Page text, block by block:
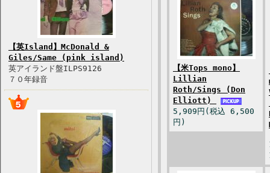
【英Island】McDonald &
Giles/Same (pink island)
英アイランド盤ILPS9126
７０年録音
【米Tops mono】
Lillian
Roth/Sings (Don
Elliott)
5,909円(税込 6,500
円)